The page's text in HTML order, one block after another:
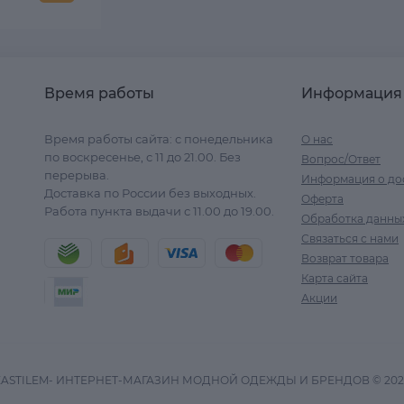
Время работы
Время работы сайта: с понедельника
по воскресенье, с 11 до 21.00. Без
перерыва.
Доставка по России без выходных.
Работа пункта выдачи с 11.00 до 19.00.
Информация
О нас
Вопрос/Ответ
Информация о
Оферта
Обработка
Связаться с нами
Возврат товара
Карта сайта
Акции
ИНТЕРНЕТ-МАГАЗИН МОДНОЙ ОДЕЖДЫ И БРЕНДОВ ©